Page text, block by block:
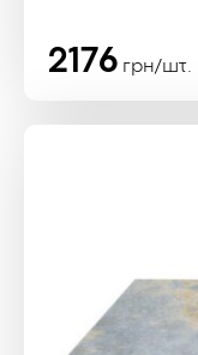
2176 грн/шт.